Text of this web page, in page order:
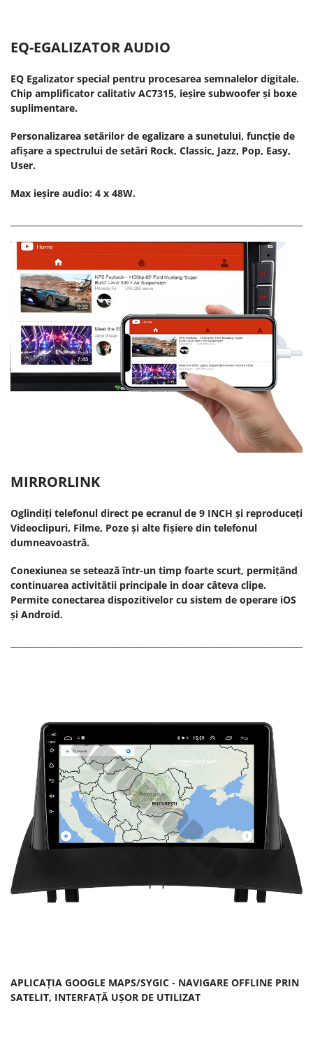
EQ-EGALIZATOR AUDIO
EQ Egalizator special pentru procesarea semnalelor digitale.
Chip amplificator calitativ AC7315, ieșire subwoofer și boxe
suplimentare.
Personalizarea setărilor de egalizare a sunetului, funcție de
afișare a spectrului de setări Rock, Classic, Jazz, Pop, Easy,
User.
Max ieșire audio: 4 x 48W.
MIRRORLINK
Oglindiți telefonul direct pe ecranul de 9 INCH și reproduceți
Videoclipuri, Filme, Poze și alte fișiere din telefonul
dumneavoastră.
Conexiunea se setează într-un timp foarte scurt, permițând
continuarea activitătii principale in doar câteva clipe.
Permite conectarea dispozitivelor cu sistem de operare iOS
și Android.
APLICAȚIA GOOGLE MAPS/SYGIC - NAVIGARE OFFLINE PRIN
SATELIT, INTERFAȚĂ UȘOR DE UTILIZAT